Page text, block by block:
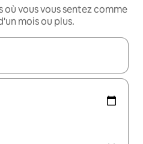
vous vous sentez comme
mois ou plus.
utilisez les flèches vers le